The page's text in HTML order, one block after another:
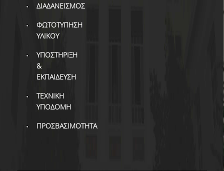
ΔΙΑΔΑΝΕΙΣΜΟΣ
ΦΩΤΟΤΥΠΗΣΗ
ΥΛΙΚΟΥ
ΥΠΟΣΤΗΡΙΞΗ
&
ΕΚΠΑΙΔΕΥΣΗ
ΤΕΧΝΙΚΗ
ΥΠΟΔΟΜΗ
ΠΡΟΣΒΑΣΙΜΟΤΗΤΑ